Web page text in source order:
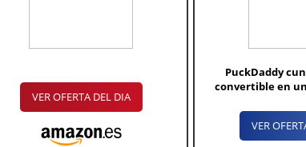
VER OFERTA DEL DIA
PuckDaddy
convertible en
VER